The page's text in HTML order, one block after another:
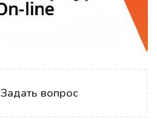
Задать вопрос